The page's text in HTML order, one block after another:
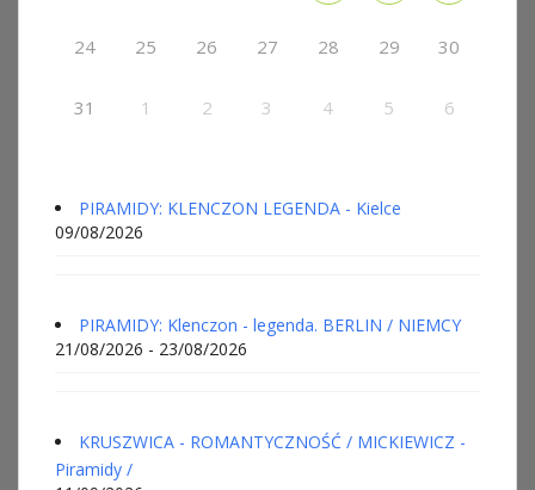
24 25 26 27 28 29 30
31 1 2 3 4 5 6
PIRAMIDY: KLENCZON LEGENDA - Kielce
09/08/2026
PIRAMIDY: Klenczon - legenda. BERLIN / NIEMCY
21/08/2026 - 23/08/2026
KRUSZWICA - ROMANTYCZNOŚĆ / MICKIEWICZ -
Piramidy /